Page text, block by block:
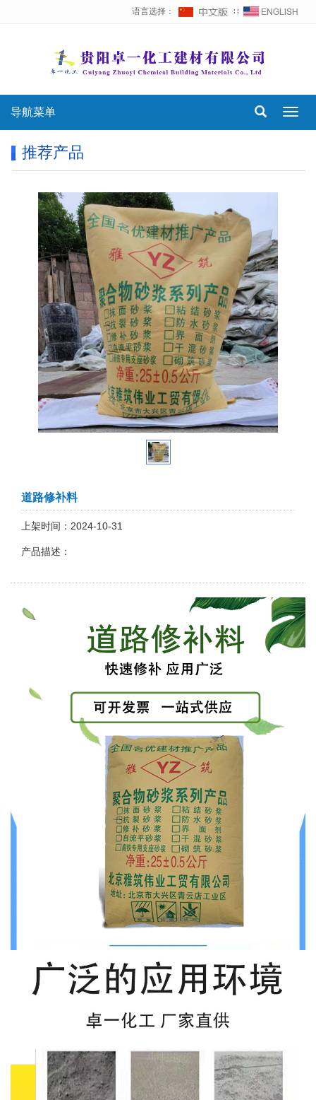
语言选择： ∷
导航菜单
推荐产品
道路修补料
上架时间：2024-10-31
产品描述：